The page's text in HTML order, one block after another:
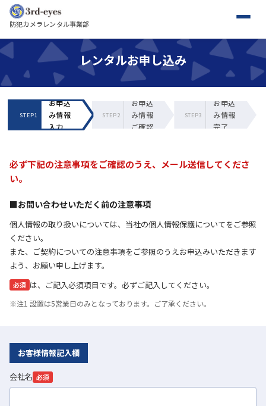
防犯カメラレンタル事業部
レンタルお申し込み
STEP1
お申込
み情報
入力
STEP2
お申込
み情報
ご確認
STEP3
お申込
み情報
完了
必ず下記の注意事項をご確認のうえ、メール送信してくださ
い。
■お問い合わせいただく前の注意事項
個人情報の取り扱いについては、当社の個人情報保護についてをご参照
ください。
また、ご契約についての注意事項をご参照のうえお申込みいただきます
よう、お願い申し上げます。
必須 は、ご記入必須項目です。必ずご記入してください。
※注1 設置は5営業日のみとなっております。ご了承ください。
お客様情報記入欄
会社名 必須